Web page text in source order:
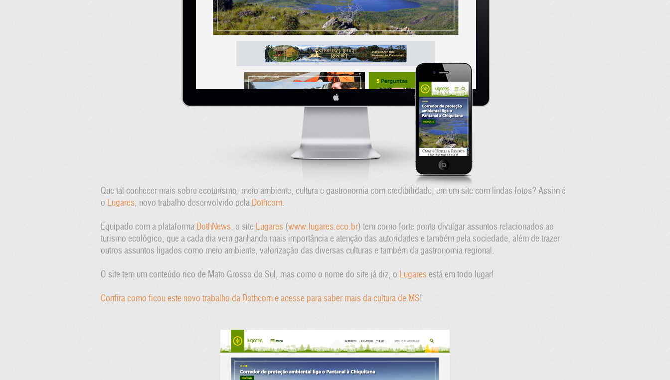
Que tal conhecer mais sobre ecoturismo, meio ambiente, cultura e gastronomia com credibilidade, em um site com lindas fotos? Assim é
o Lugares, novo trabalho desenvolvido pela Dothcom.
Equipado com a plataforma DothNews, o site Lugares (www.lugares.eco.br) tem como forte ponto divulgar assuntos relacionados ao
turismo ecológico, que a cada dia vem ganhando mais importância e atenção das autoridades e também pela sociedade, além de trazer
outros assuntos ligados como meio ambiente, valorização das diversas culturas e também da gastronomia regional.
O site tem um conteúdo rico de Mato Grosso do Sul, mas como o nome do site já diz, o Lugares está em todo lugar!
Confira como ficou este novo trabalho da Dothcom e acesse para saber mais da cultura de MS!